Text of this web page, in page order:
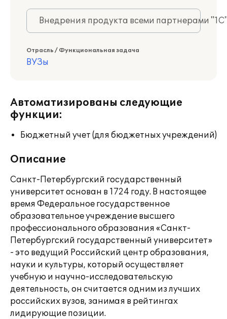
Внедрения продукта всеми партнерами
Отрасль / Функциональная задача
ВУЗы
Автоматизированы следующие
функции:
Бюджетный учет (для бюджетных учреждений)
Описание
Санкт-Петербургский государственный
университет основан в 1724 году. В настоящее
время Федеральное государственное
образовательное учреждение высшего
профессионального образования «Санкт-
Петербургский государственный университет»
- это ведущий Российский центр образования,
науки и культуры, который осуществляет
учебную и научно-исследовательскую
деятельность, он считается одним из лучших
российских вузов, занимая в рейтингах
лидирующие позиции.